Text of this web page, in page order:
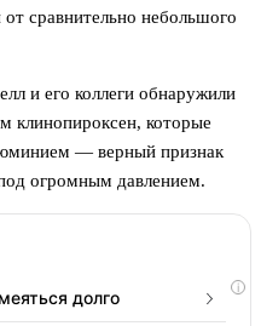
сравнительно небольшого
и его коллеги обнаружили
клинопироксен, которые
— верный признак
огромным давлением.
i
долго